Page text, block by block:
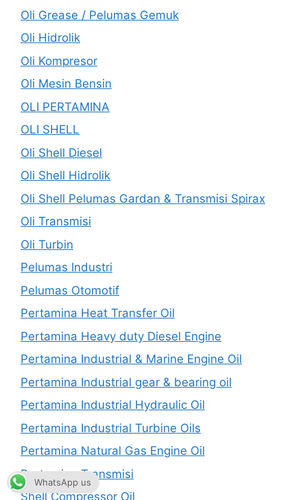
Oli Grease / Pelumas Gemuk
Oli Hidrolik
Oli Kompresor
Oli Mesin Bensin
OLI PERTAMINA
OLI SHELL
Oli Shell Diesel
Oli Shell Hidrolik
Oli Shell Pelumas Gardan & Transmisi Spirax
Oli Transmisi
Oli Turbin
Pelumas Industri
Pelumas Otomotif
Pertamina Heat Transfer Oil
Pertamina Heavy duty Diesel Engine
Pertamina Industrial & Marine Engine Oil
Pertamina Industrial gear & bearing oil
Pertamina Industrial Hydraulic Oil
Pertamina Industrial Turbine Oils
Pertamina Natural Gas Engine Oil
Pertamina Transmisi
Shell Compressor Oil
WhatsApp us